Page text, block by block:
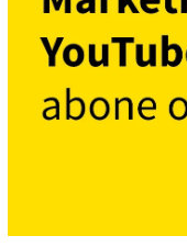
Dergiler
Etkinlikler